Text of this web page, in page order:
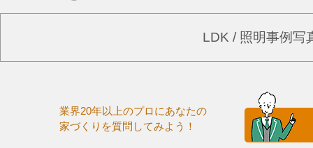
LDK / 照明事例写
業界20年以上のプロにあなたの
家づくりを質問してみよう！